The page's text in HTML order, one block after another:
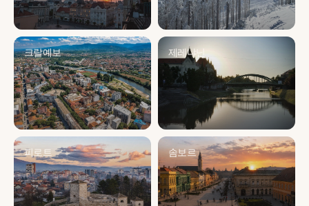
크랄예보 제레냐닌
피로트 솜보르